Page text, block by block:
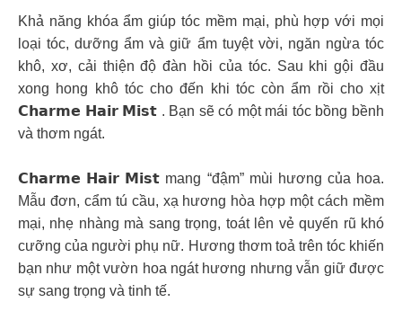
Khả năng khóa ẩm giúp tóc mềm mại, phù hợp với mọi
loại tóc, dưỡng ẩm và giữ ẩm tuyệt vời, ngăn ngừa tóc
khô, xơ, cải thiện độ đàn hồi của tóc. Sau khi gội đầu
xong hong khô tóc cho đến khi tóc còn ẩm rồi cho xịt
𝗖𝗵𝗮𝗿𝗺𝗲 𝗛𝗮𝗶𝗿 𝗠𝗶𝘀𝘁 . Bạn sẽ có một mái tóc bồng bềnh
và thơm ngát.
𝗖𝗵𝗮𝗿𝗺𝗲 𝗛𝗮𝗶𝗿 𝗠𝗶𝘀𝘁 mang “đậm” mùi hương của hoa.
Mẫu đơn, cẩm tú cầu, xạ hương hòa hợp một cách mềm
mại, nhẹ nhàng mà sang trọng, toát lên vẻ quyến rũ khó
cưỡng của người phụ nữ. Hương thơm toả trên tóc khiến
bạn như một vườn hoa ngát hương nhưng vẫn giữ được
sự sang trọng và tinh tế.